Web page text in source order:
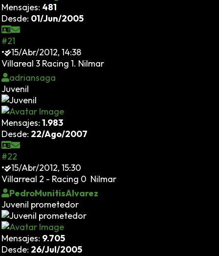
Mensajes: 481
Desde: 01/Jun/2005
#21
•
15/Abr/2012, 14:38
Villareal 3 Racing 1. Nilmar
adriansaga
Juvenil
Mensajes: 1.983
Desde: 22/Ago/2007
#22
•
15/Abr/2012, 15:30
Villarreal 2 - Racing 0 Nilmar
PedroMunitisAlvarez
Juvenil prometedor
Mensajes: 9.705
Desde: 26/Jul/2005